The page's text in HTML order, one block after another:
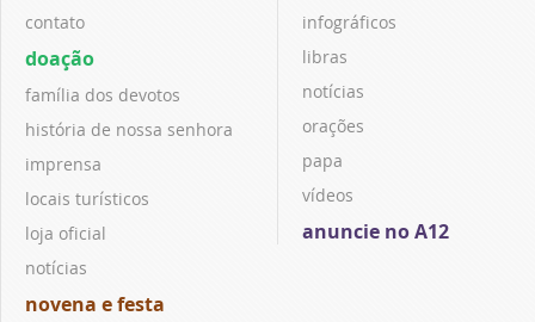
contato
doação
família dos devotos
história de nossa senhora
imprensa
locais turísticos
loja oficial
notícias
novena e festa
infográficos
libras
notícias
orações
papa
vídeos
anuncie no A12